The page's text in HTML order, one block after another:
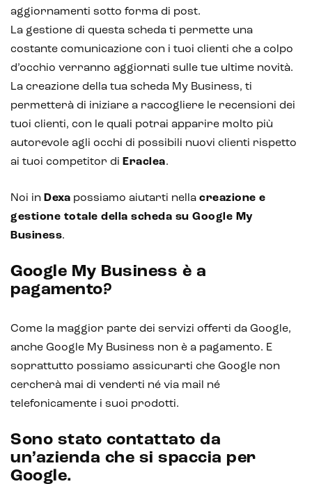
aggiornamenti sotto forma di post.
La gestione di questa scheda ti permette una
costante comunicazione con i tuoi clienti che a colpo
d’occhio verranno aggiornati sulle tue ultime novità.
La creazione della tua scheda My Business, ti
permetterà di iniziare a raccogliere le recensioni dei
tuoi clienti, con le quali potrai apparire molto più
autorevole agli occhi di possibili nuovi clienti rispetto
ai tuoi competitor di Eraclea.
Noi in Dexa possiamo aiutarti nella creazione e
gestione totale della scheda su Google My
Business.
Google My Business è a
pagamento?
Come la maggior parte dei servizi offerti da Google,
anche Google My Business non è a pagamento. E
soprattutto possiamo assicurarti che Google non
cercherà mai di venderti né via mail né
telefonicamente i suoi prodotti.
Sono stato contattato da
un’azienda che si spaccia per
Google.